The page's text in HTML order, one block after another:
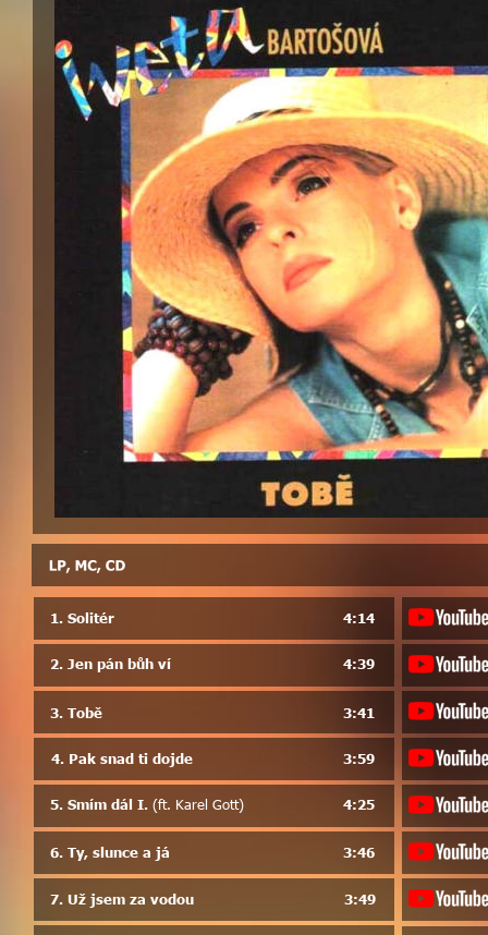
1. Solitér
2. Jen pán bůh ví
3. Tobě
4. Pak snad ti dojde
5. Smím dál I. (ft. Karel Gott)
6. Ty, slunce a já
7. Už jsem za vodou
4:14
4:39
3:41
3:59
4:25
3:46
3:49